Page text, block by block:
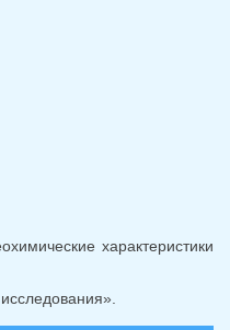
характеристики